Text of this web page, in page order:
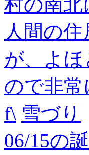
人間の
が、よ
ので非
f\ 雪づり
06/15の